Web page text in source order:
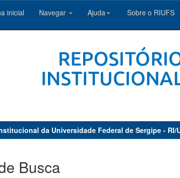
inicial Navegar Ajuda Sobre o RIUFS
da Universidade Federal de Sergipe - RI/
Busca